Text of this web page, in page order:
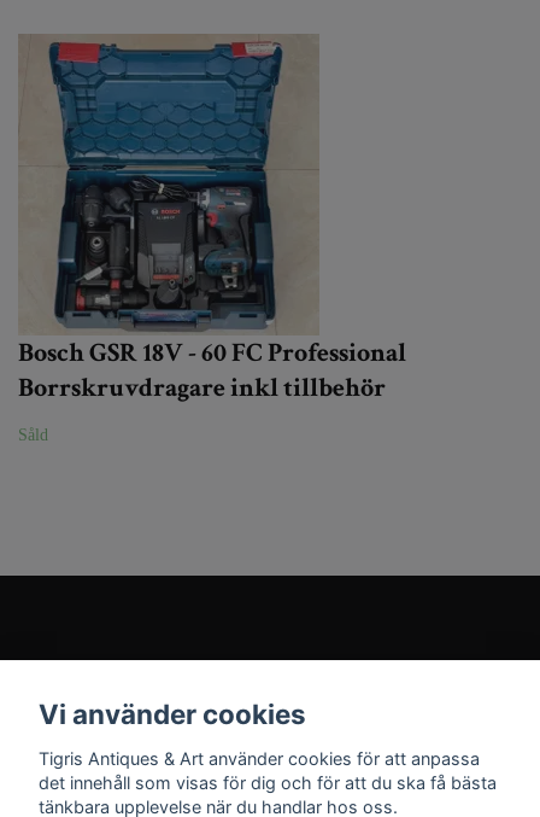
Bosch GSR 18V - 60 FC Professional
Borrskruvdragare inkl tillbehör
Såld
Sociala medier
Vi använder cookies
Tigris Antiques & Art använder cookies för att anpassa
det innehåll som visas för dig och för att du ska få bästa
tänkbara upplevelse när du handlar hos oss.